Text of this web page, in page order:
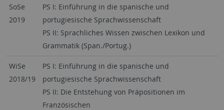
SoSe
2019
PS I: Einführung in die spanische und
portugiesische Sprachwissenschaft
PS II: Sprachliches Wissen zwischen Lexikon und
Grammatik (Span./Portug.)
WiSe
2018/19
PS I: Einführung in die spanische und
portugiesische Sprachwissenschaft
PS II: Die Entstehung von Präpositionen im
Französischen